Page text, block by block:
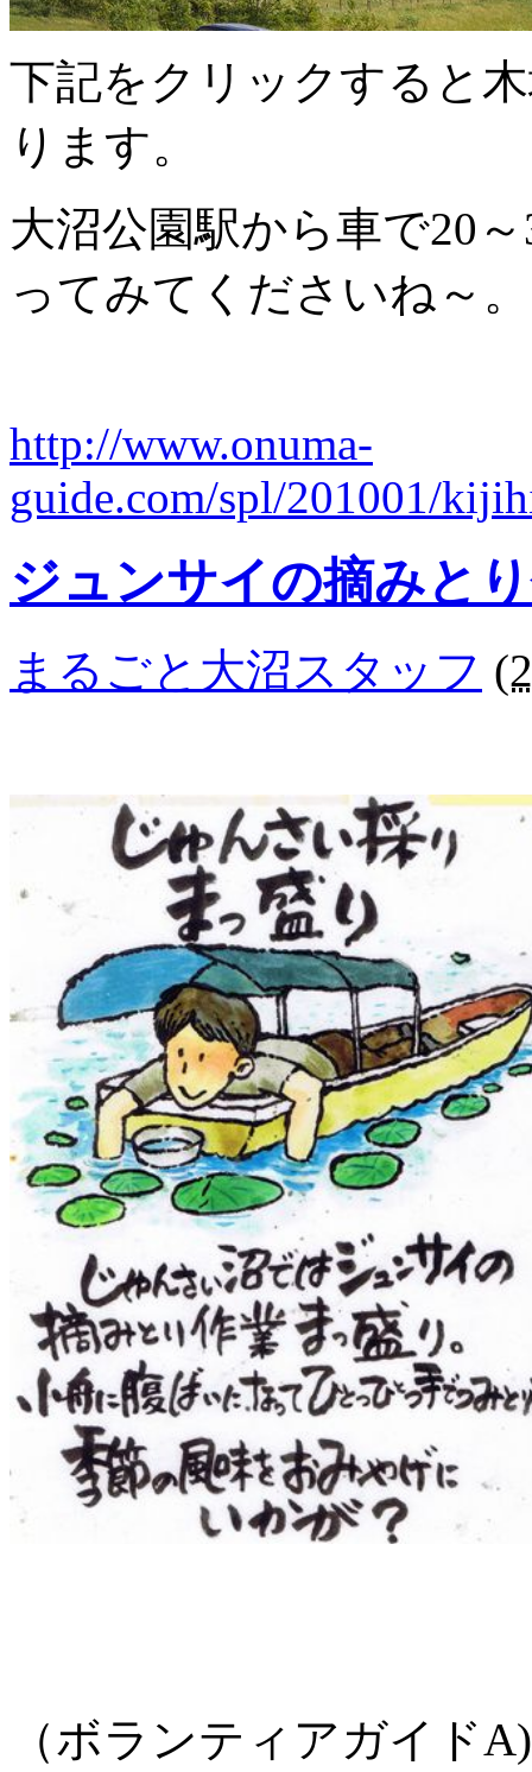
下記をクリックすると
ります。
大沼公園駅から車で20
ってみてくださいね～。
http://www.onuma-
guide.com/spl/201001/
ジュンサイの摘みと
まるごと大沼スタッフ (
（ボランティアガイドA)